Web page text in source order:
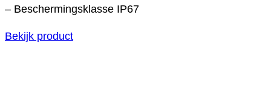
– Beschermingsklasse IP67
Bekijk product